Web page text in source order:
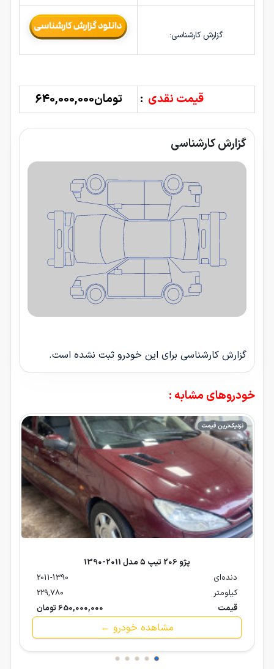
گزارش کارشناسی:
قیمت نقدی : تومان640,000,000
گزارش کارشناسی
گزارش کارشناسی برای این خودرو ثبت نشده است.
خودروهای مشابه :
نزدیک‌ترین قیمت
پژو 206 تیپ ۵ مدل 2011-1390
دنده‌ای
2011-1390
کیلومتر
229,780
قیمت
650,000,000 تومان
مشاهده خودرو ←